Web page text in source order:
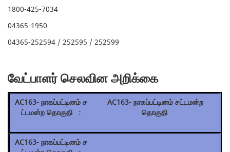
1800-425-7034
04365-1950
04365-252594 / 252595 / 252599
வேட்பாளர் செலவின அறிக்கை
AC163- நாகப்பட்டினம் சட்டமன்ற
தொகுதி